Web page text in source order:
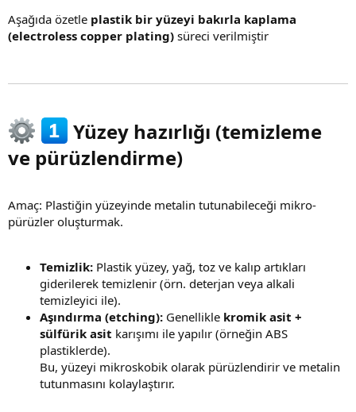
Aşağıda özetle plastik bir yüzeyi bakırla kaplama
(electroless copper plating) süreci verilmiştir
Yüzey hazırlığı (temizleme
ve pürüzlendirme)​
Amaç: Plastiğin yüzeyinde metalin tutunabileceği mikro-
pürüzler oluşturmak.
Temizlik: Plastik yüzey, yağ, toz ve kalıp artıkları
giderilerek temizlenir (örn. deterjan veya alkali
temizleyici ile).
Aşındırma (etching): Genellikle kromik asit +
sülfürik asit karışımı ile yapılır (örneğin ABS
plastiklerde).
Bu, yüzeyi mikroskobik olarak pürüzlendirir ve metalin
tutunmasını kolaylaştırır.